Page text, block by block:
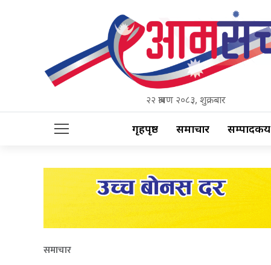
२२ श्रावण २०८३, शुक्रबार
गृहपृष्ठ समाचार सम्पादकीय
समाचार